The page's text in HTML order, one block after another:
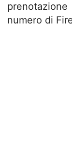
numero di